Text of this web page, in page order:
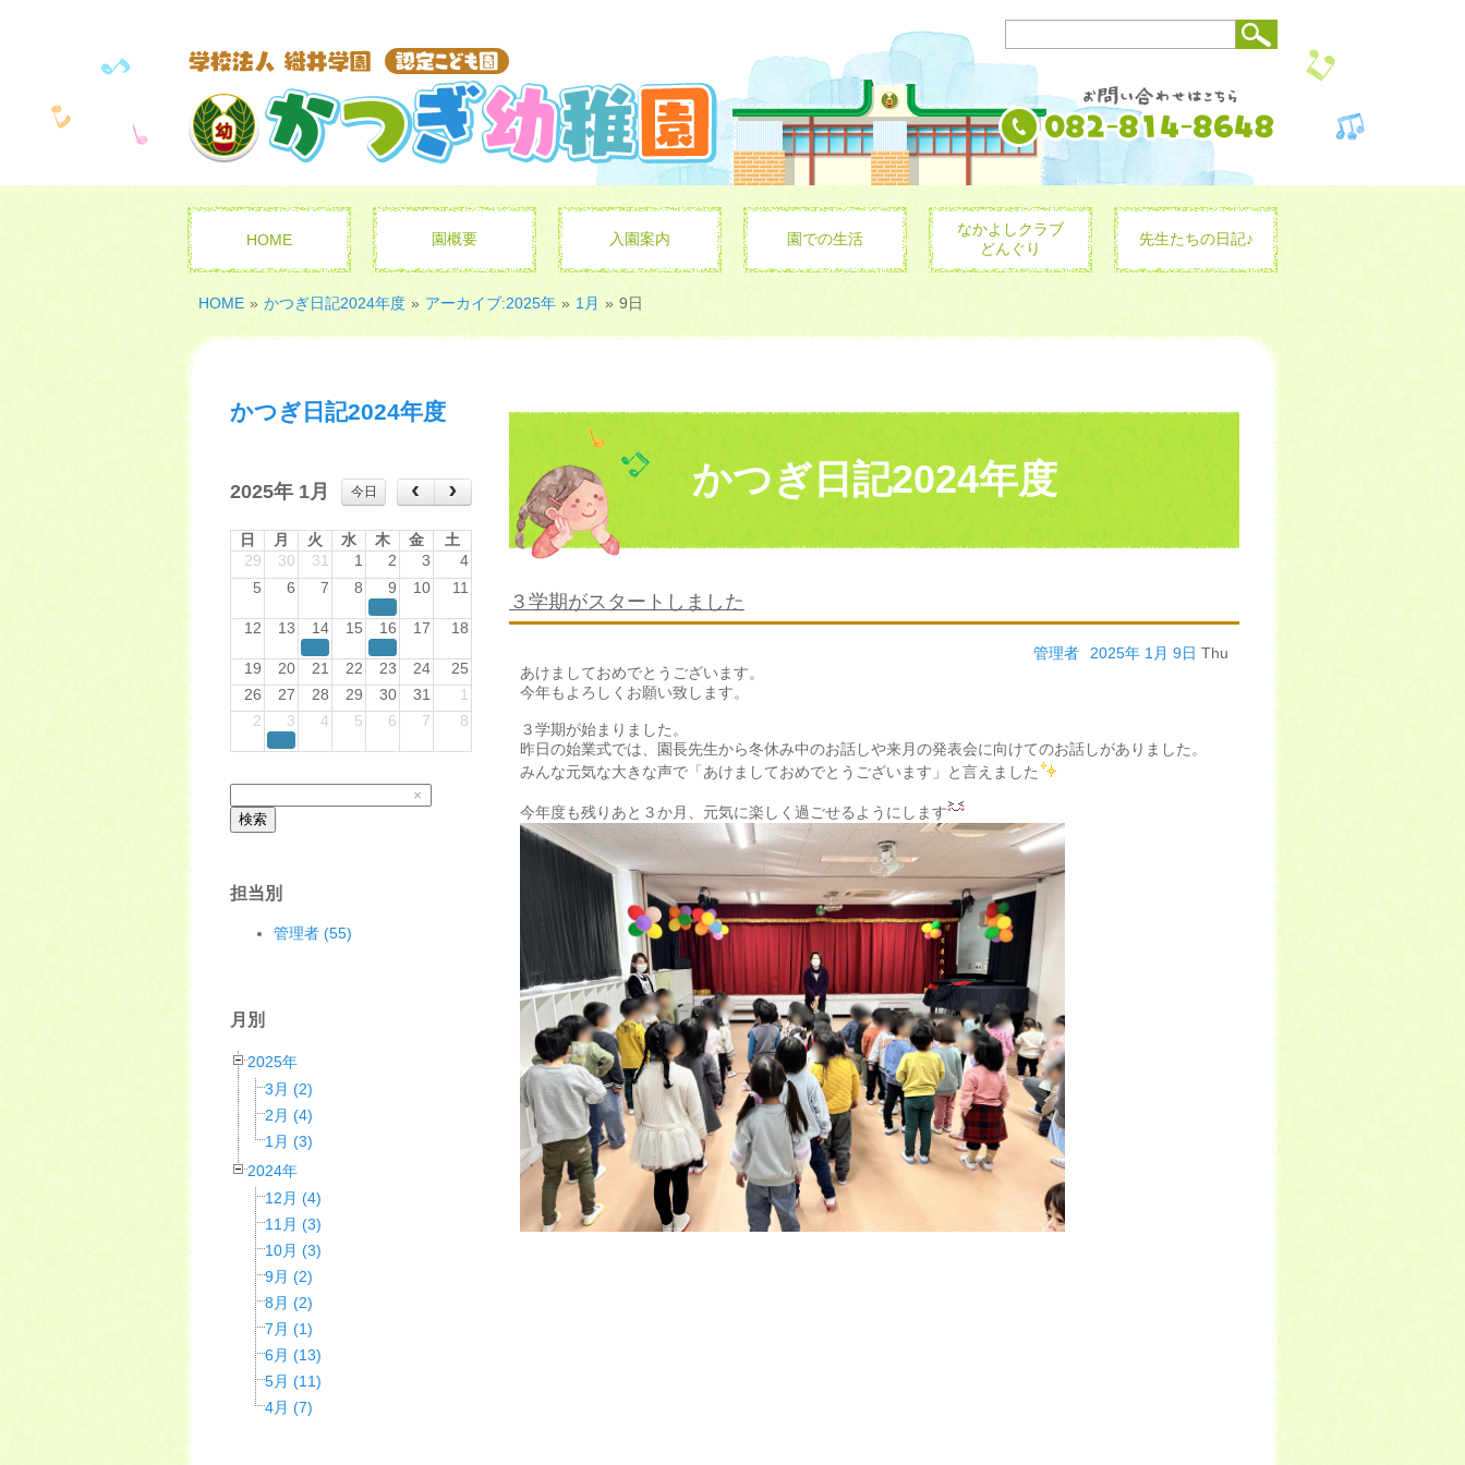
HOME 園概要 入園案内 園での生活
なかよしクラブ
どんぐり
先生たちの日記♪
HOME » かつぎ日記2024年度 » アーカイブ:2025年 » 1月 » 9日
かつぎ日記2024年度
2025年 1月 今日
日 月 火 水 木 金
土
29
30 31 1 2 3
4
5
6 7 8 9 10 11
12 13 14 15 16 17 18
19 20 21 22 23 24
25
26
27 28 29 30 31
1
2
3 4 5 6 7 8
×
検索
担当別
管理者 (55)
月別
2025年
3月 (2)
2月 (4)
1月 (3)
2024年
12月 (4)
11月 (3)
10月 (3)
9月 (2)
8月 (2)
7月 (1)
6月 (13)
5月 (11)
4月 (7)
かつぎ日記2024年度
３学期がスタートしました
2025年 1月 9日 Thu
管理者
あけましておめでとうございます。
今年もよろしくお願い致します。
３学期が始まりました。
昨日の始業式では、園長先生から冬休み中のお話しや来月の発表会に向けてのお話しがありました。
みんな元気な大きな声で「あけましておめでとうございます」と言えました
今年度も残りあと３か月、元気に楽しく過ごせるようにします